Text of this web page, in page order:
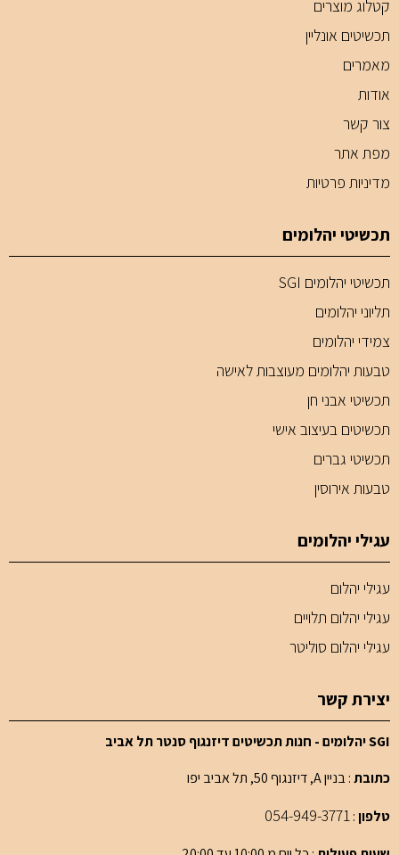
קטלוג מוצרים
תכשיטים אונליין
מאמרים
אודות
צור קשר
מפת אתר
מדיניות פרטיות
תכשיטי יהלומים
תכשיטי יהלומים SGI
תליוני יהלומים
צמידי יהלומים
טבעות יהלומים מעוצבות לאישה
תכשיטי אבני חן
תכשיטים בעיצוב אישי
תכשיטי גברים
טבעות אירוסין
עגילי יהלומים
עגילי יהלום
עגילי יהלום תלויים
עגילי יהלום סוליטר
יצירת קשר
SGI יהלומים - חנות תכשיטים דיזנגוף סנטר תל אביב
כתובת: בניין A, דיזנגוף 50, תל אביב יפו
טלפון:
054-949-3771